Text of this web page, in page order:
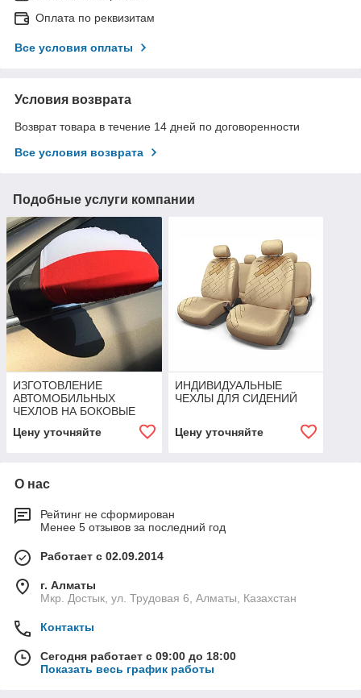
Оплата по реквизитам
Все условия оплаты
Условия возврата
Возврат товара в течение 14 дней по договоренности
Все условия возврата
Подобные услуги компании
ИЗГОТОВЛЕНИЕ
АВТОМОБИЛЬНЫХ
ЧЕХЛОВ НА БОКОВЫЕ
Цену уточняйте
ИНДИВИДУАЛЬНЫЕ
ЧЕХЛЫ ДЛЯ СИДЕНИЙ
Цену уточняйте
О нас
Рейтинг не сформирован
Менее 5 отзывов за последний год
Работает с 02.09.2014
г. Алматы
Мкр. Достык, ул. Трудовая 6, Алматы, Казахстан
Контакты
Сегодня работает с 09:00 до 18:00
Показать весь график работы